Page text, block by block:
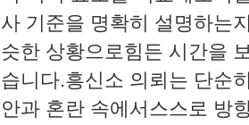
사 기준을 명확히 설명하는
슷한 상황으로힘든 시간을
습니다.​흥신소 의뢰는 단순
안과 혼란 속에서스스로 방